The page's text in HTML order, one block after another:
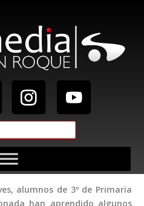
alumnos de 3º de Primaria
han aprendido algunos